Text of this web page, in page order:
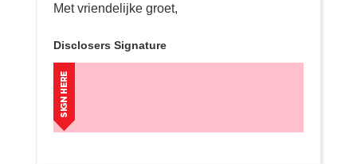
Met vriendelijke groet,
Disclosers Signature